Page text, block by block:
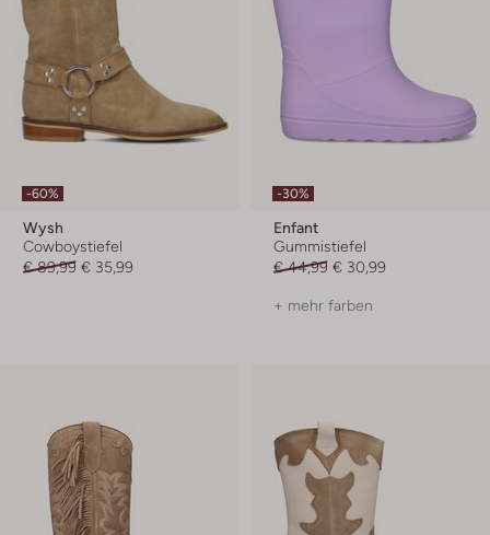
-60%
Wysh
Cowboystiefel
€ 89,99 € 35,99
-30%
Enfant
Gummistiefel
€ 44,99 € 30,99
+ mehr farben